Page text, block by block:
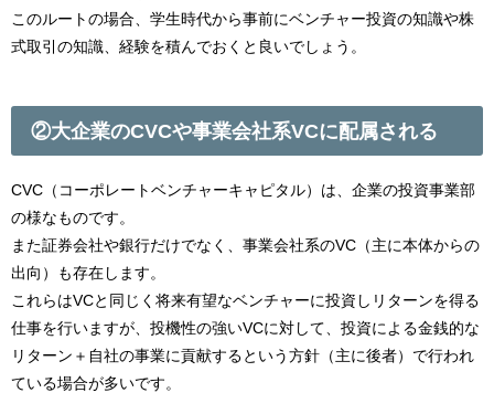
このルートの場合、学生時代から事前にベンチャー投資の知識や株
式取引の知識、経験を積んでおくと良いでしょう。
②大企業のCVCや事業会社系VCに配属される
CVC（コーポレートベンチャーキャピタル）は、企業の投資事業部
の様なものです。
また証券会社や銀行だけでなく、事業会社系のVC（主に本体からの
出向）も存在します。
これらはVCと同じく将来有望なベンチャーに投資しリターンを得る
仕事を行いますが、投機性の強いVCに対して、投資による金銭的な
リターン＋自社の事業に貢献するという方針（主に後者）で行われ
ている場合が多いです。